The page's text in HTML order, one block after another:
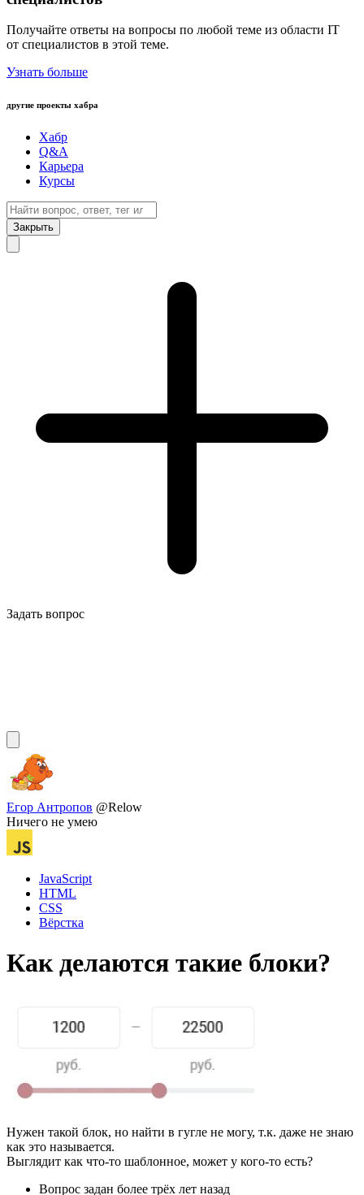
Получайте ответы на вопросы по любой теме из области IT
от специалистов в этой теме.
Узнать больше
другие проекты хабра
Хабр
Q&A
Карьера
Курсы
Закрыть
Задать вопрос
Егор Антропов @Relow
Ничего не умею
JavaScript
HTML
CSS
Вёрстка
Как делаются такие блоки?
Нужен такой блок, но найти в гугле не могу, т.к. даже не знаю
как это называется.
Выглядит как что-то шаблонное, может у кого-то есть?
Вопрос задан более трёх лет назад